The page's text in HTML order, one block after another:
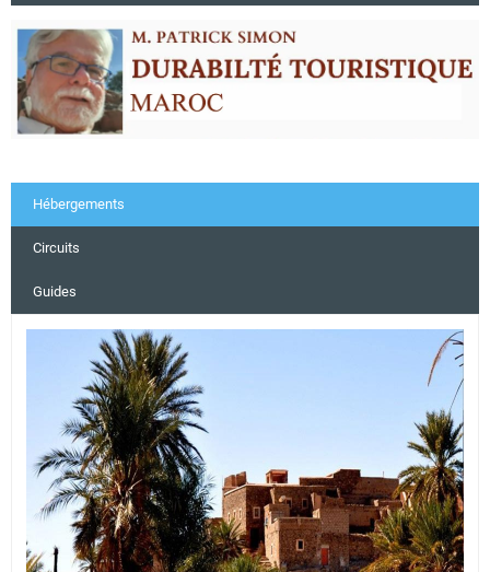
Hébergements
Circuits
Guides